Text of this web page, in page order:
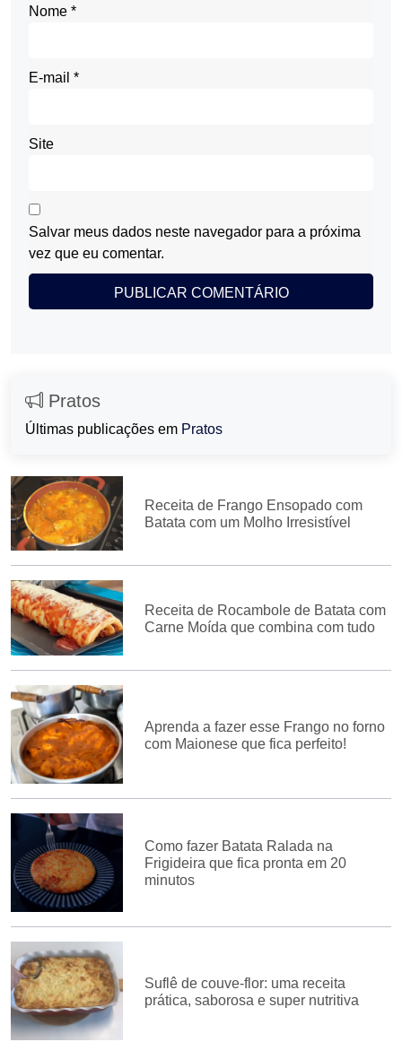
Nome *
E-mail *
Site
Salvar meus dados neste navegador para a próxima
vez que eu comentar.
Pratos
Últimas publicações em Pratos
Receita de Frango Ensopado com
Batata com um Molho Irresistível
Receita de Rocambole de Batata com
Carne Moída que combina com tudo
Aprenda a fazer esse Frango no forno
com Maionese que fica perfeito!
Como fazer Batata Ralada na
Frigideira que fica pronta em 20
minutos
Suflê de couve-flor: uma receita
prática, saborosa e super nutritiva